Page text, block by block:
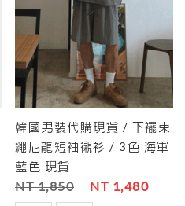
韓國男裝代購現貨 / 下襬束
繩尼龍短袖襯衫 / 3色 海軍
藍色 現貨
NT 1,850 NT 1,480